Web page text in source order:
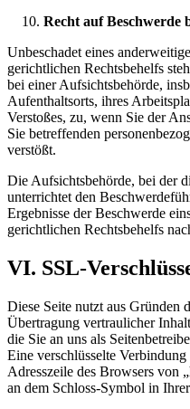
Recht auf Beschwerde
Unbeschadet eines
gerichtlichen Rechtsbehelfs
bei einer Aufsichtsbehörde,
Aufenthaltsorts, ihres
Verstoßes, zu, wenn Sie der
Sie betreffenden
verstößt.
Die Aufsichtsbehörde, bei der
unterrichtet den
Ergebnisse der Beschwerde
gerichtlichen Rechtsbehelfs
VI. SSL-
Diese Seite nutzt aus Gründen
Übertragung vertraulicher
die Sie an uns als
Eine verschlüsselte
Adresszeile des Browsers von
an dem Schloss-Symbol in